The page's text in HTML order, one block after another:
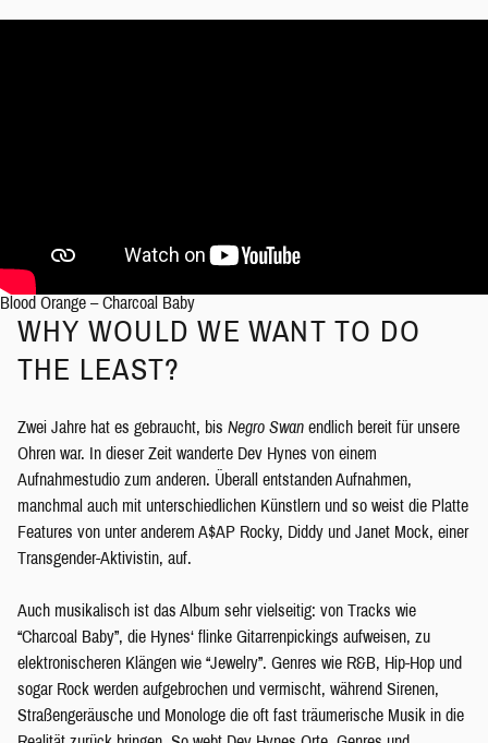
Blood Orange – Charcoal Baby
WHY WOULD WE WANT TO DO
THE LEAST?
Zwei Jahre hat es gebraucht, bis Negro Swan endlich bereit für unsere
Ohren war. In dieser Zeit wanderte Dev Hynes von einem
Aufnahmestudio zum anderen. Überall entstanden Aufnahmen,
manchmal auch mit unterschiedlichen Künstlern und so weist die Platte
Features von unter anderem A$AP Rocky, Diddy und Janet Mock, einer
Transgender-Aktivistin, auf.
Auch musikalisch ist das Album sehr vielseitig: von Tracks wie
“Charcoal Baby”, die Hynes‘ flinke Gitarrenpickings aufweisen, zu
elektronischeren Klängen wie “Jewelry”. Genres wie R&B, Hip-Hop und
sogar Rock werden aufgebrochen und vermischt, während Sirenen,
Straßengeräusche und Monologe die oft fast träumerische Musik in die